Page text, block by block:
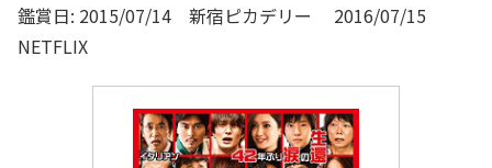
鑑賞日: 2015/07/14 新宿ピカデリー 2016/07/15
NETFLIX